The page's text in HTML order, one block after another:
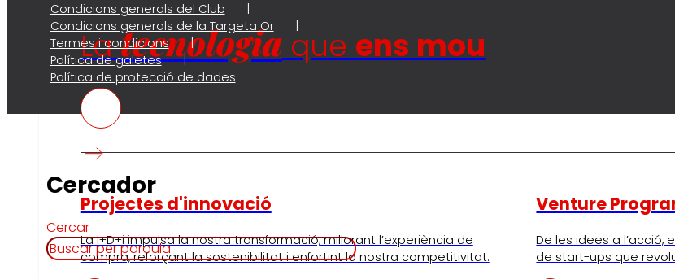
Latecnologiaque ens mou
Projectes d'innovació
La l+D+i impulsa la nostra transformació, millorant l’experiència de
compra, reforçant la sostenibilitat i enfortint la nostra competitivitat.
Venture
De les idees a
de start-ups que
Condicions generals del Club
Condicions generals de la Targeta Or
Termes i condicions
Política de galetes
Política de protecció de dades
Cercador
Cercar